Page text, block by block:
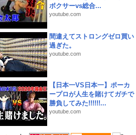
ボクサーvs総合...
youtube.com
間違えてストロングゼロ買い
過ぎた。
youtube.com
【日本一VS日本一】ポーカ
ープロが人生を賭けてガチで
勝負してみた!!!!!!...
youtube.com